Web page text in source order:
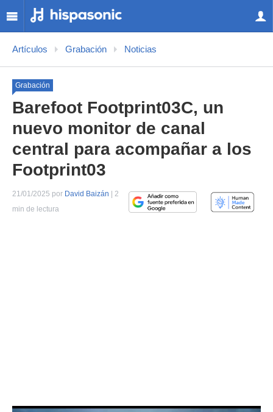
Artículos Grabación Noticias
Grabación
Barefoot Footprint03C, un
nuevo monitor de canal
central para acompañar a los
Footprint03
21/01/2025 por David Baizán | 2
min de lectura